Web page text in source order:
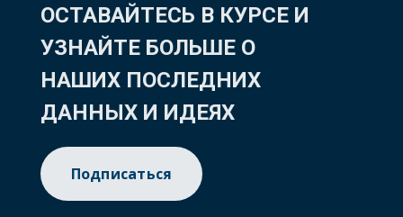
ОСТАВАЙТЕСЬ В КУРСЕ И
УЗНАЙТЕ БОЛЬШЕ О
НАШИХ ПОСЛЕДНИХ
ДАННЫХ И ИДЕЯХ
Подписаться